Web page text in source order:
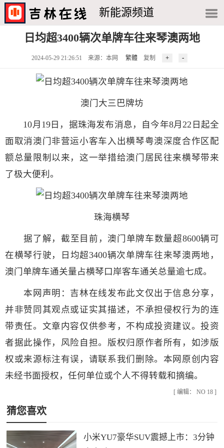
新能源频道
日均超3400辆次单牌车往来琴澳两地
2024-05-29 21:26:51 来源：本网 繁體 复制
澳门大三巴牌坊
10月19日，据珠海发布消息，自今年8月22日起全
面取消澳门非营运小客车入出横琴粤澳深度合作区配
额总量限制以来，这一举措给澳门居民往来横琴带来
了极大便利。
珠海横琴
据了解，截至目前，澳门单牌车数量超8600辆可
在横琴行驶，日均超3400辆次单牌车往来琴澳两地，
澳门单牌车通关量占横琴口岸客车通关总量逾七成。
本网声明：吉林在线发布此文仅出于信息分享，
并非赞同其观点或证实其描述，不承担侵权行为的连
带责任。文章内容仅供参考，不构成投资建议。投资
者据此操作，风险自担。版权归原作者所有，如涉版
权或来源标注有误，请联系我们删除。本网原创内容
未经书面授权，任何单位或个人不得转载和摘编。
[ 编辑： NO 18 ]
猜您喜欢
小米YU7豪华SUV震撼上市：3分钟